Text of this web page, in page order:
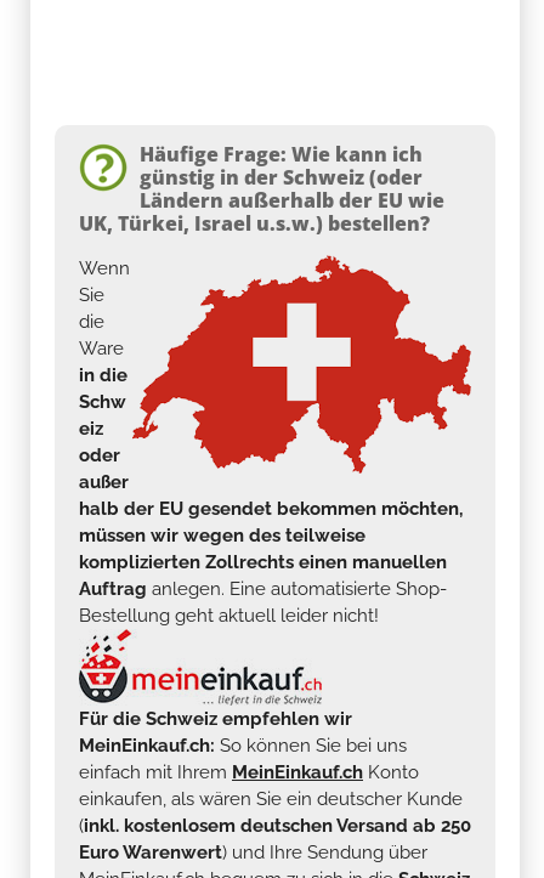
Häufige Frage: Wie kann ich
günstig in der Schweiz (oder
Ländern außerhalb der EU wie
UK, Türkei, Israel u.s.w.) bestellen?
Wenn
Sie
die
Ware
in die
Schw
eiz
oder
außer
halb der EU gesendet bekommen möchten,
müssen wir wegen des teilweise
komplizierten Zollrechts einen manuellen
Auftrag anlegen. Eine automatisierte Shop-
Bestellung geht aktuell leider nicht!
Für die Schweiz empfehlen wir
MeinEinkauf.ch: So können Sie bei uns
einfach mit Ihrem MeinEinkauf.ch Konto
einkaufen, als wären Sie ein deutscher Kunde
(inkl. kostenlosem deutschen Versand ab 250
Euro Warenwert) und Ihre Sendung über